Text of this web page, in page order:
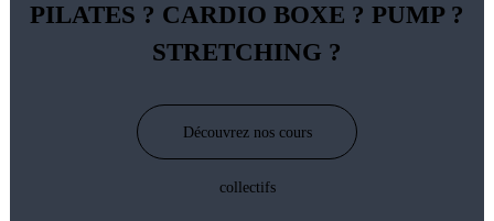
PILATES ? CARDIO BOXE ? PUMP ?
STRETCHING ?
Découvrez nos cours
collectifs